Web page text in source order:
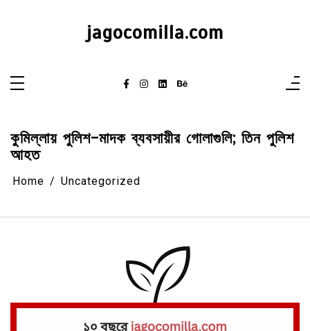
jagocomilla.com
কুমিল্লায় পুলিশ-মাদক ব্যবসায়ীর গোলাগুলি; তিন পুলিশ
আহত
Home Uncategorized